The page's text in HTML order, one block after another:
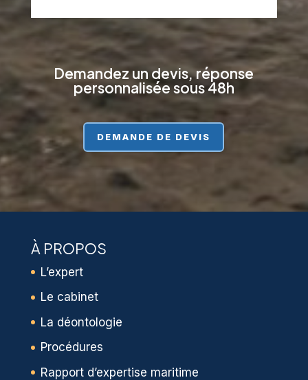
Demandez un devis, réponse
personnalisée sous 48h
DEMANDE DE DEVIS
À PROPOS
L’expert
Le cabinet
La déontologie
Procédures
Rapport d’expertise maritime